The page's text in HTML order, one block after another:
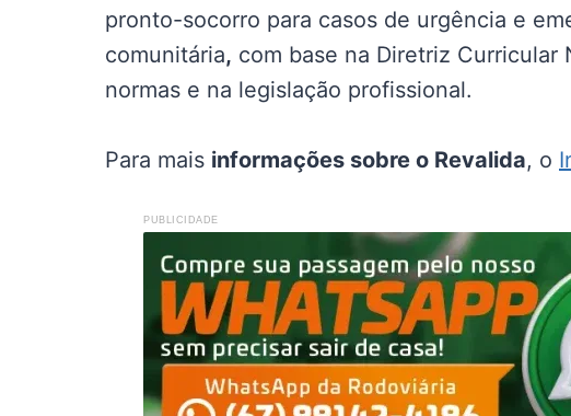
pronto-socorro para casos de urgência e
comunitária, com base na Diretriz Curricular
normas e na legislação profissional.
Para mais informações sobre o Revalida, o
PUBLICIDADE